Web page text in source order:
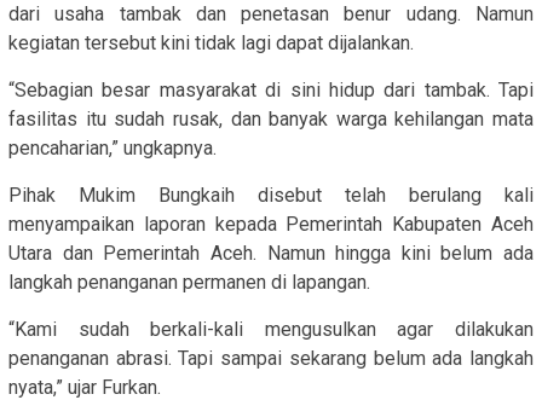
dari usaha tambak dan penetasan benur udang. Namun
kegiatan tersebut kini tidak lagi dapat dijalankan.
“Sebagian besar masyarakat di sini hidup dari tambak. Tapi
fasilitas itu sudah rusak, dan banyak warga kehilangan mata
pencaharian,” ungkapnya.
Pihak Mukim Bungkaih disebut telah berulang kali
menyampaikan laporan kepada Pemerintah Kabupaten Aceh
Utara dan Pemerintah Aceh. Namun hingga kini belum ada
langkah penanganan permanen di lapangan.
“Kami sudah berkali-kali mengusulkan agar dilakukan
penanganan abrasi. Tapi sampai sekarang belum ada langkah
nyata,” ujar Furkan.